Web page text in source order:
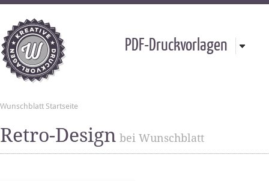
PDF-Druckvorlagen
Wunschblatt Startseite
Retro-Design bei Wunschblatt